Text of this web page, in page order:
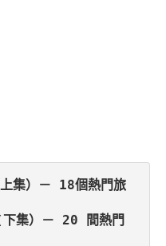
上集）－ 18個熱門旅
下集）－ 20 間熱門